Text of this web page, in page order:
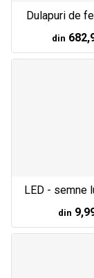
Dulapuri de
din
LED - semne
din